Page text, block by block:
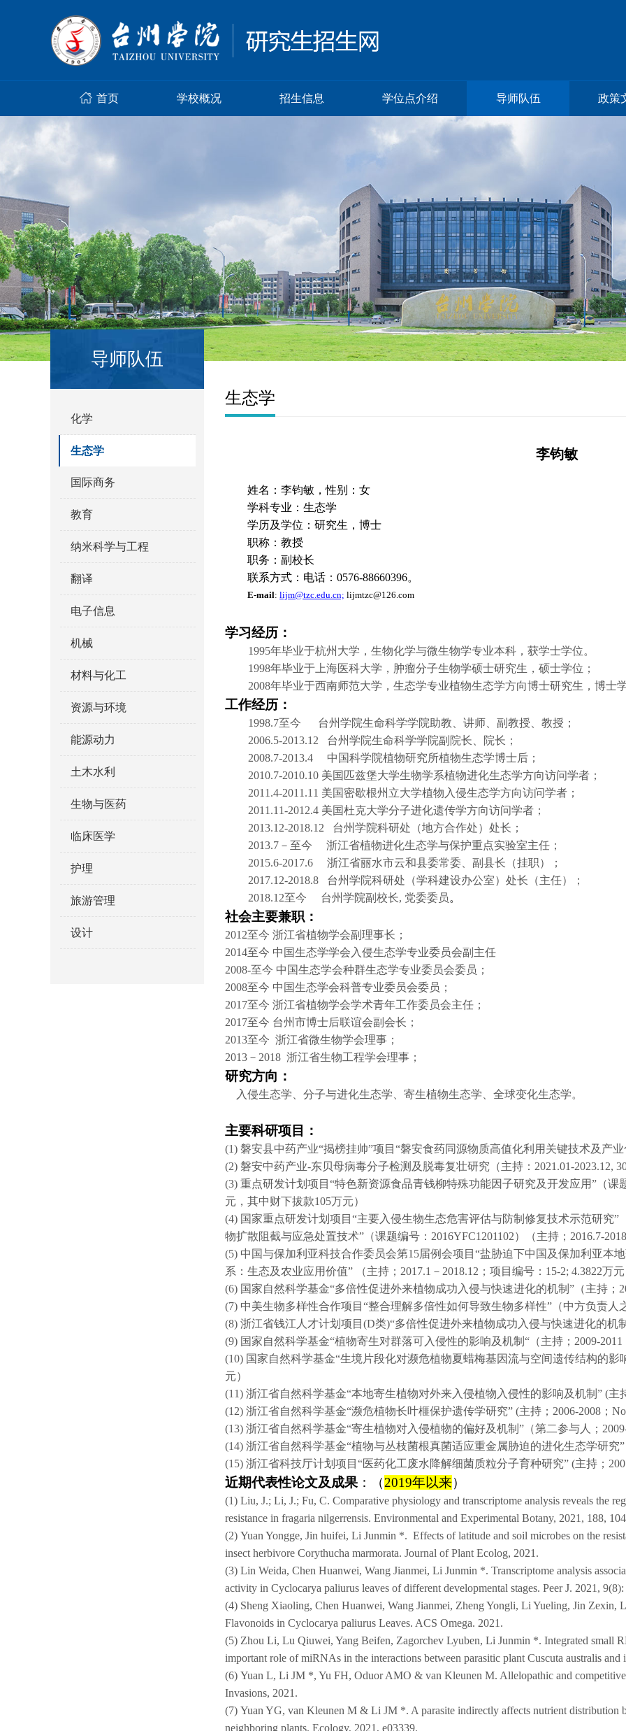
首页 学校概况 招生信息 学位点介绍 导师队伍 政策
导师队伍
化学
生态学
国际商务
教育
纳米科学与工程
翻译
电子信息
机械
材料与化工
资源与环境
能源动力
土木水利
生物与医药
临床医学
护理
旅游管理
设计
生态学
李钧敏
姓名：李钧敏，性别：女
学科专业：生态学
学历及学位：研究生，博士
职称：教授
职务：副校长
联系方式：电话： 0576-88660396。
E-mail: lijm@tzc.edu.cn; lijmtzc@126.com
学习经历：
1995年毕业于杭州大学，生物化学与微生物学专业本科，获学士学位。
1998年毕业于上海医科大学，肿瘤分子生物学硕士研究生，硕士学位；
2008年毕业于西南师范大学，生态学专业植物生态学方向博士研究生，博士
工作经历：
1998.7至今 台州学院生命科学学院助教、讲师、副教授、教授；
2006.5-2013.12 台州学院生命科学学院副院长、院长；
2008.7-2013.4
中国科学院植物研究所植物生态学博士后；
2010.7-2010.10 美国匹兹堡大学生物学系植物进化生态学方向访问学者；
2011.4-2011.11 美国密歇根州立大学植物入侵生态学方向访问学者；
2011.11-2012.4 美国杜克大学分子进化遗传学方向访问学者；
2013.12-2018.12 台州学院科研处（地方合作处）处长；
2013.7 －至今 浙江省植物进化生态学与保护重点实验室主任；
2015.6-2017.6
浙江省丽水市云和县委常委、副县长（挂职）；
2017.12-2018.8 台州学院科研处（学科建设办公室）处长（主任）；
2018.12至今 台州学院副校长, 党委委员 。
社会主要兼职：
2012至今 浙江省植物学会副理事长；
2014至今 中国生态学学会入侵生态学专业委员会副主任
2008-至今 中国生态学会种群生态学专业委员会委员；
2008至今 中国生态学会科普专业委员会委员；
2017至今 浙江省植物学会学术青年工作委员会主任；
2017至今 台州市博士后联谊会副会长；
2013至今 浙江省微生物学会理事；
2013 － 2018 浙江省生物工程学会理事；
研究方向：
入侵生态学、分子与进化生态学、寄生植物生态学、全球变化生态学。
主要科研项目：
(1) 磐安县中药产业“揭榜挂帅”项目 “磐安食药同源物质高值化利用关键技术及产业
(2) 磐安中药产业-东贝母病毒分子检测及脱毒复壮研究（主持： 2021.01-2023.12,
(3) 重点研发计划项目 “特色新资源食品青钱柳特殊功能因子研究及开发应用” （课
元，其中财下拔款105万元）
(4) 国家重点研发计划项目 “主要入侵生物生态危害评估与防制修复技术示范研究”
物扩散阻截与应急处置技术” （课题编号： 2016YFC1201102）（主持； 2016.7-
(5) 中国与保加利亚科技合作委员会第15届例会项目 “盐胁迫下中国及保加利亚本
系：生态及农业应用价值” （主持； 2017.1 － 2018.12 ；项目编号： 15-2; 4.3822万
(6) 国家自然科学基金“多倍性促进外来植物成功入侵与快速进化的机制 ” （主持；
(7) 中美生物多样性合作项目 “整合理解多倍性如何导致生物多样性” （中方负责人
(8) 浙江省钱江人才计划项目 (D类)“多倍性促进外来植物成功入侵与快速进化的机
(9) 国家自然科学基金“植物寄生对群落可入侵性的影响及机制 “ （主持； 2009-2011
(10) 国家自然科学基金“生境片段化对濒危植物夏蜡梅基因流与空间遗传结构的影
元）
(11) 浙江省自然科学基金“本地寄生植物对外来入侵植物入侵性的影响及机制 ” (主
(12) 浙江省自然科学基金“濒危植物长叶榧保护遗传学研究” (主持； 2006-2008 ；
(13) 浙江省自然科学基金“寄生植物对入侵植物的偏好及机制 ” （第二参与人；
(14) 浙江省自然科学基金“植物与丛枝菌根真菌适应重金属胁迫的进化生态学研究”
(15) 浙江省科技厅计划项目 “医药化工废水降解细菌质粒分子育种研究” (主持；
近期代表性论文及成果 ：（2019年以来）
(1) Liu, J.; Li, J.; Fu, C. Comparative physiology and transcriptome analysis reveals the
resistance in fragaria nilgerrensis. Environmental and Experimental Botany, 2021, 188,
(2) Yuan Yongge, Jin huifei, Li Junmin *. Effects of latitude and soil microbes on the
insect herbivore Corythucha marmorata. Journal of Plant Ecolog, 2021.
(3) Lin Weida, Chen Huanwei, Wang Jianmei, Li Junmin *. Transcriptome analysis
activity in Cyclocarya paliurus leaves of different developmental stages. Peer J. 2021, 9(8):
(4) Sheng Xiaoling, Chen Huanwei, Wang Jianmei, Zheng Yongli, Li Yueling, Jin Zexin,
Flavonoids in Cyclocarya paliurus Leaves. ACS Omega. 2021.
(5) Zhou Li, Lu Qiuwei, Yang Beifen, Zagorchev Lyuben, Li Junmin *. Integrated small
important role of miRNAs in the interactions between parasitic plant Cuscuta australis
(6) Yuan L, Li JM *, Yu FH, Oduor AMO & van Kleunen M. Allelopathic and
Invasions, 2021.
(7) Yuan YG, van Kleunen M & Li JM *. A parasite indirectly affects nutrient distribution
neighboring plants. Ecology, 2021, e03339.